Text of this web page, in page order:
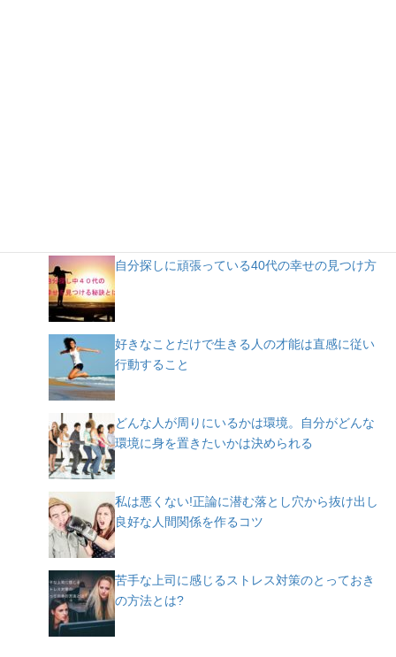
自分探しに頑張っている40代の幸せの見つけ方
好きなことだけで生きる人の才能は直感に従い
行動すること
どんな人が周りにいるかは環境。自分がどんな
環境に身を置きたいかは決められる
私は悪くない!正論に潜む落とし穴から抜け出し
良好な人間関係を作るコツ
苦手な上司に感じるストレス対策のとっておき
の方法とは?